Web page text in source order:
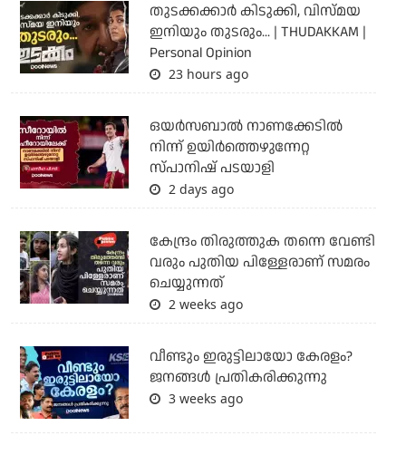
തുടക്കക്കാര്‍ കിടുക്കി, വിസ്മയ
ഇനിയും തുടരും... | THUDAKKAM |
Personal Opinion
23 hours ago
ഒയര്‍സബാൽ നാണക്കേടിൽ
നിന്ന് ഉയിർത്തെഴുന്നേറ്റ
സ്പാനിഷ് പടയാളി
2 days ago
കേന്ദ്രം തിരുത്തുക തന്നെ വേണ്ടി
വരും പുതിയ പിള്ളേരാണ് സമരം
ചെയ്യുന്നത്
2 weeks ago
വീണ്ടും ഇരുട്ടിലായോ കേരളം?
ജനങ്ങൾ പ്രതികരിക്കുന്നു
3 weeks ago